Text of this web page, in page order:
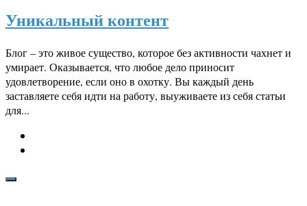
Уникальный контент
Блог – это живое существо, которое без активности чахнет и
умирает. Оказывается, что любое дело приносит
удовлетворение, если оно в охотку. Вы каждый день
заставляете себя идти на работу, выуживаете из себя статьи
для...